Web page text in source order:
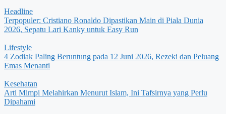
Headline
Terpopuler: Cristiano Ronaldo Dipastikan Main di Piala Dunia
2026, Sepatu Lari Kanky untuk Easy Run
Lifestyle
4 Zodiak Paling Beruntung pada 12 Juni 2026, Rezeki dan Peluang
Emas Menanti
Kesehatan
Arti Mimpi Melahirkan Menurut Islam, Ini Tafsirnya yang Perlu
Dipahami